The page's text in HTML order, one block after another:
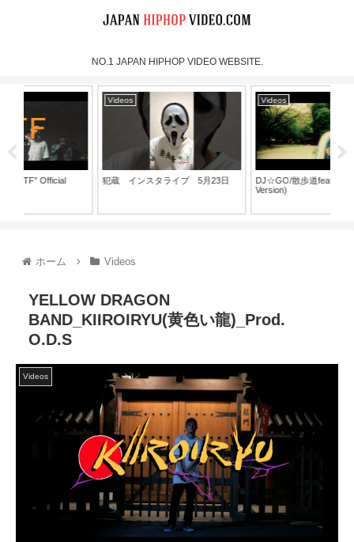
NO.1 JAPAN HIPHOP VIDEO WEBSITE.
Videos
犯蔵 インスタライブ 5月23日
Videos
DJ☆GO/散歩道feat.HI-D(Full
ホーム Videos
YELLOW DRAGON
BAND_KIIROIRYU(黄色い龍)_Prod.
O.D.S
Videos